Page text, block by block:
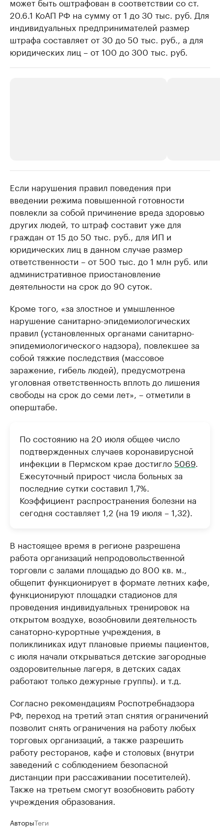
20.6.1 КоАП РФ на сумму от 1 до 30 тыс. руб. Для
индивидуальных предпринимателей размер
штрафа составляет от 30 до 50 тыс. руб., а для
юридических лиц – от 100 до 300 тыс. руб.
Крупные организации в
нефтегазовой промышленности
Найдите и проверьте данные в каталоге Посмотрите
Если нарушения правил поведения при
введении режима повышенной готовности
повлекли за собой причинение вреда здоровью
других людей, то штраф составит уже для
граждан от 15 до 50 тыс. руб., для ИП и
юридических лиц в данном случае размер
ответственности – от 500 тыс. до 1 млн руб. или
административное приостановление
деятельности на срок до 90 суток.
Кроме того, «за злостное и умышленное
нарушение санитарно-эпидемиологических
правил (установленных органами санитарно-
эпидемиологического надзора), повлекшее за
собой тяжкие последствия (массовое
заражение, гибель людей), предусмотрена
уголовная ответственность вплоть до лишения
свободы на срок до семи лет», – отметили в
оперштабе.
По состоянию на 20 июля общее число
подтвержденных случаев коронавирусной
инфекции в Пермском крае достигло 5069
Ежесуточный прирост числа больных за
последние сутки составил 1,7%.
Коэффициент распространения болезни на
сегодня составляет 1,2 (на 19 июля – 1,32).
В настоящее время в регионе разрешена
работа организаций непродовольственной
торговли с залами площадью до 800 кв. м.,
общепит функционирует в формате летних кафе,
функционируют площадки стадионов для
проведения индивидуальных тренировок на
открытом воздухе, возобновили деятельность
санаторно-курортные учреждения, в
поликлиниках идут плановые приемы пациентов,
с июля начали открываться детские загородные
оздоровительные лагеря, в детских садах
работают только дежурные группы). и т.д.
Согласно рекомендациям Роспотребнадзора
РФ, переход на третий этап снятия ограничений
позволит снять ограничения на работу любых
торговых организаций, а также разрешить
работу ресторанов, кафе и столовых (внутри
заведений с соблюдением безопасной
дистанции при рассаживании посетителей).
Также на третьем смогут возобновить работу
учреждения образования.
АвторыТеги